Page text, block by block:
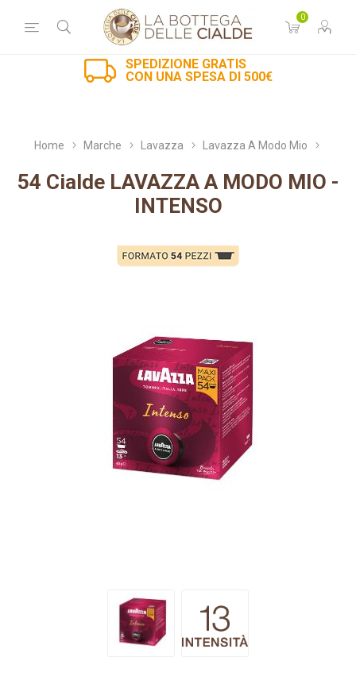
0
SPEDIZIONE GRATIS
CON UNA SPESA DI 500€
Home Marche Lavazza Lavazza A Modo Mio
54 Cialde LAVAZZA A MODO MIO -
INTENSO